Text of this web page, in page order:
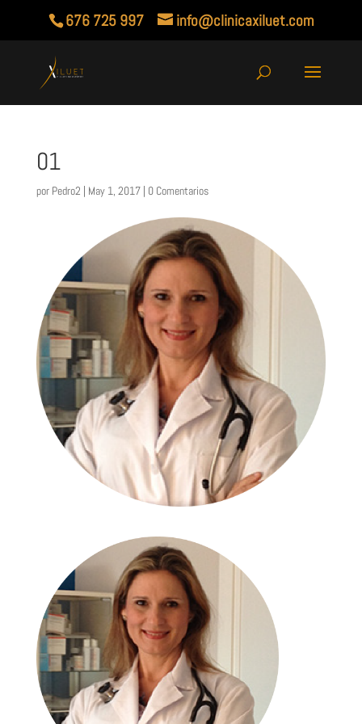
676 725 997 info@clinicaxiluet.com
01
por Pedro2 | May 1, 2017| 0 Comentarios